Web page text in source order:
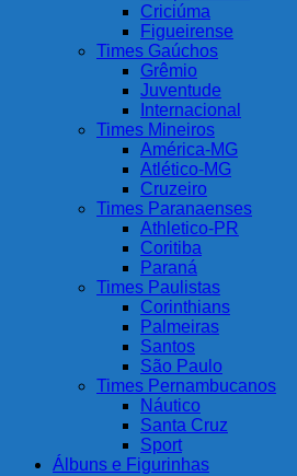
Criciúma
Figueirense
Times Gaúchos
Grêmio
Juventude
Internacional
Times Mineiros
América-MG
Atlético-MG
Cruzeiro
Times Paranaenses
Athletico-PR
Coritiba
Paraná
Times Paulistas
Corinthians
Palmeiras
Santos
São Paulo
Times Pernambucanos
Náutico
Santa Cruz
Sport
Álbuns e Figurinhas